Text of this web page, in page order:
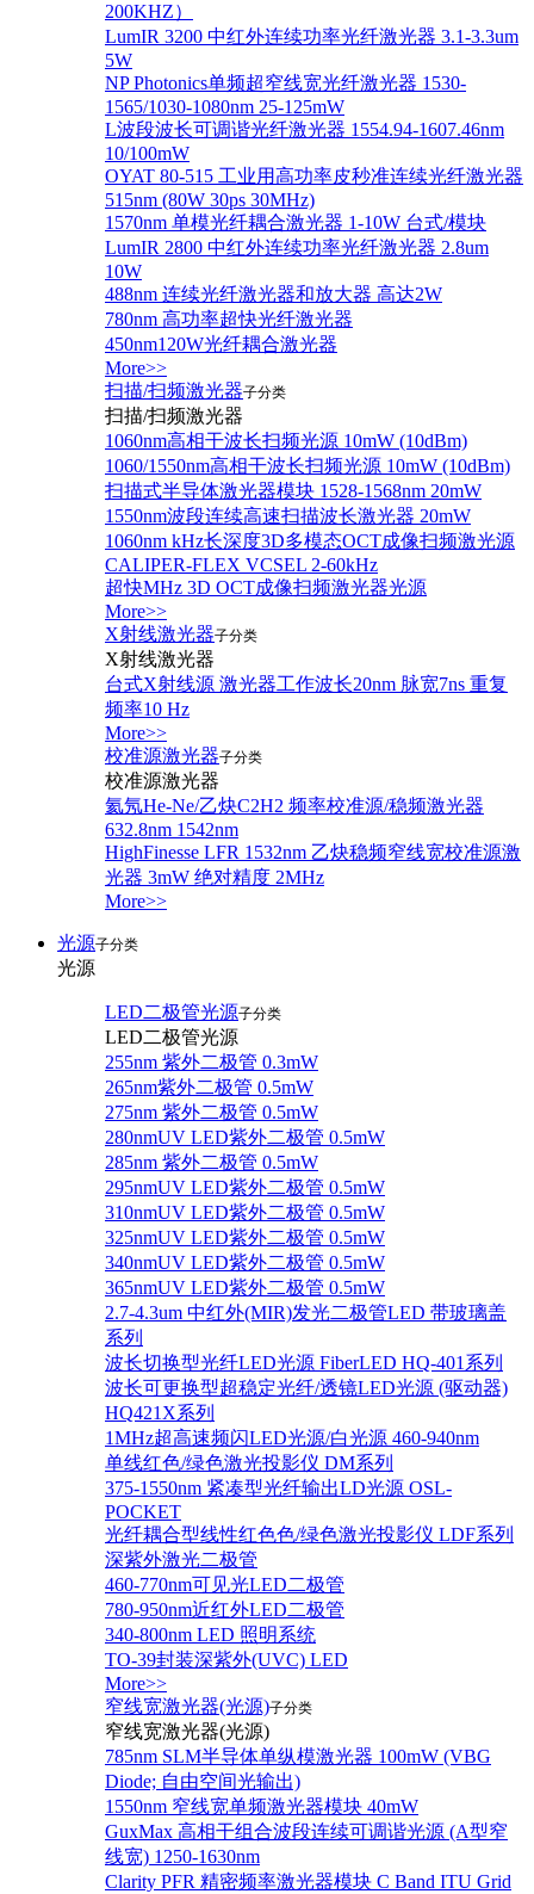
200KHZ）
LumIR 3200 中红外连续功率光纤激光器 3.1-3.3um
5W
NP Photonics单频超窄线宽光纤激光器 1530-
1565/1030-1080nm 25-125mW
L波段波长可调谐光纤激光器 1554.94-1607.46nm
10/100mW
OYAT 80-515 工业用高功率皮秒准连续光纤激光器
515nm (80W 30ps 30MHz)
1570nm 单模光纤耦合激光器 1-10W 台式/模块
LumIR 2800 中红外连续功率光纤激光器 2.8um
10W
488nm 连续光纤激光器和放大器 高达2W
780nm 高功率超快光纤激光器
450nm120W光纤耦合激光器
More>>
扫描/扫频激光器子分类
扫描/扫频激光器
1060nm高相干波长扫频光源 10mW (10dBm)
1060/1550nm高相干波长扫频光源 10mW (10dBm)
扫描式半导体激光器模块 1528-1568nm 20mW
1550nm波段连续高速扫描波长激光器 20mW
1060nm kHz长深度3D多模态OCT成像扫频激光源
CALIPER-FLEX VCSEL 2-60kHz
超快MHz 3D OCT成像扫频激光器光源
More>>
X射线激光器子分类
X射线激光器
台式X射线源 激光器工作波长20nm 脉宽7ns 重复
频率10 Hz
More>>
校准源激光器子分类
校准源激光器
氦氖He-Ne/乙炔C2H2 频率校准源/稳频激光器
632.8nm 1542nm
HighFinesse LFR 1532nm 乙炔稳频窄线宽校准源激
光器 3mW 绝对精度 2MHz
More>>
光源子分类
光源
LED二极管光源子分类
LED二极管光源
255nm 紫外二极管 0.3mW
265nm紫外二极管 0.5mW
275nm 紫外二极管 0.5mW
280nmUV LED紫外二极管 0.5mW
285nm 紫外二极管 0.5mW
295nmUV LED紫外二极管 0.5mW
310nmUV LED紫外二极管 0.5mW
325nmUV LED紫外二极管 0.5mW
340nmUV LED紫外二极管 0.5mW
365nmUV LED紫外二极管 0.5mW
2.7-4.3um 中红外(MIR)发光二极管LED 带玻璃盖
系列
波长切换型光纤LED光源 FiberLED HQ-401系列
波长可更换型超稳定光纤/透镜LED光源 (驱动器)
HQ421X系列
1MHz超高速频闪LED光源/白光源 460-940nm
单线红色/绿色激光投影仪 DM系列
375-1550nm 紧凑型光纤输出LD光源 OSL-
POCKET
光纤耦合型线性红色色/绿色激光投影仪 LDF系列
深紫外激光二极管
460-770nm可见光LED二极管
780-950nm近红外LED二极管
340-800nm LED 照明系统
TO-39封装深紫外(UVC) LED
More>>
窄线宽激光器(光源)子分类
窄线宽激光器(光源)
785nm SLM半导体单纵模激光器 100mW (VBG
Diode; 自由空间光输出)
1550nm 窄线宽单频激光器模块 40mW
GuxMax 高相干组合波段连续可调谐光源 (A型窄
线宽) 1250-1630nm
Clarity PFR 精密频率激光器模块 C Band ITU Grid